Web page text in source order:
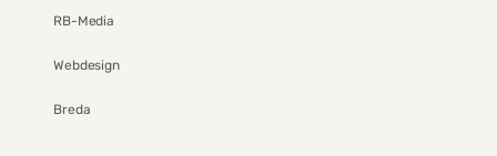
RB-Media
Webdesign
Breda